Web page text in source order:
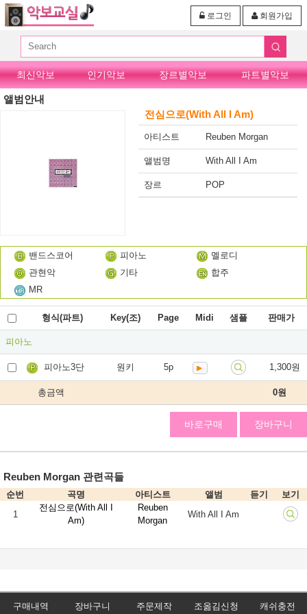
회원가입
로그인
최신악보 인기악보 장르별악보 파트별악보
앨범안내
전심으로(With All I Am)
아티스트 Reuben Morgan
앨범명 With All I Am
장르 POP
밴드스코어 피아노
멜로디
관현악
기타
합주
MR
형식(파트) Key(조) Page Midi 샘플 판매가
피아노
피아노3단 원키 5p 1,300원
총금액 0원
바로구매 장바구니
Reuben Morgan 관련곡들
순번 곡명 아티스트 앨범 듣기
보기
1
전심으로(With All I
Am)
Reuben
Morgan
With All I Am
구매내역 장바구니 주문제작 조옮김신청 캐쉬충전